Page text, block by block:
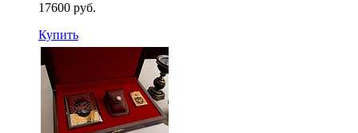
17600 руб.
Купить